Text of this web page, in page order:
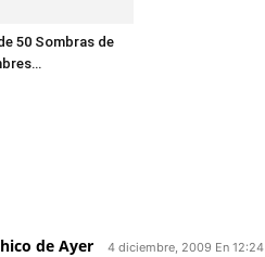
50 Sombras de
de Ayer 4 diciembre, 2009 En 12:24